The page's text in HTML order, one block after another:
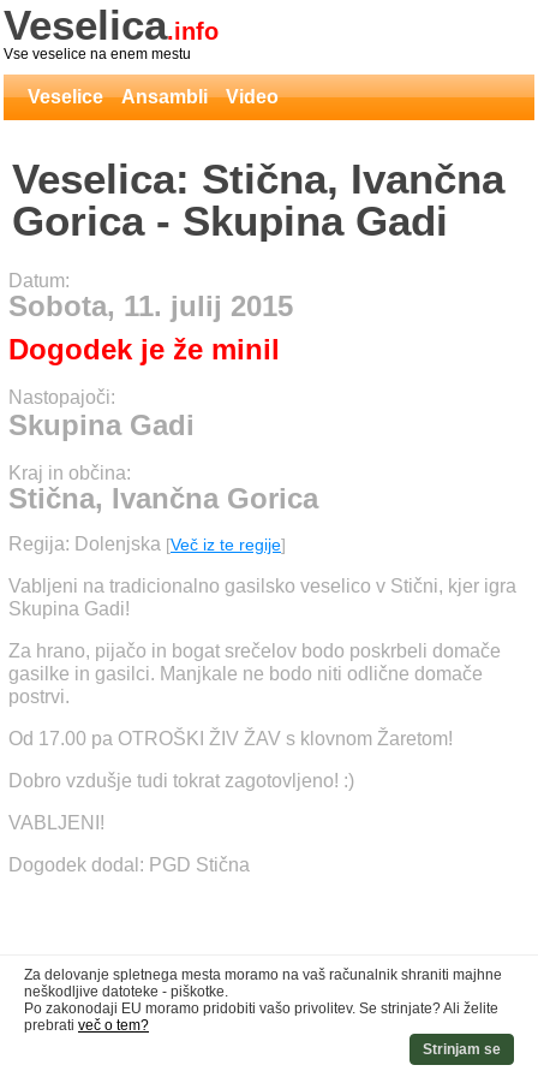
Veselica.info
Vse veselice na enem mestu
Veselice Ansambli Video
Veselica: Stična, Ivančna
Gorica - Skupina Gadi
Datum:
Sobota, 11. julij 2015
Dogodek je že minil
Nastopajoči:
Skupina Gadi
Kraj in občina:
Stična, Ivančna Gorica
Regija: Dolenjska [Več iz te regije]
Vabljeni na tradicionalno gasilsko veselico v Stični, kjer igra
Skupina Gadi!
Za hrano, pijačo in bogat srečelov bodo poskrbeli domače
gasilke in gasilci. Manjkale ne bodo niti odlične domače
postrvi.
Od 17.00 pa OTROŠKI ŽIV ŽAV s klovnom Žaretom!
Dobro vzdušje tudi tokrat zagotovljeno! :)
VABLJENI!
Dogodek dodal: PGD Stična
Za delovanje spletnega mesta moramo na vaš računalnik shraniti majhne
neškodljive datoteke - piškotke.
Po zakonodaji EU moramo pridobiti vašo privolitev. Se strinjate? Ali želite
prebrati več o tem?
Strinjam se